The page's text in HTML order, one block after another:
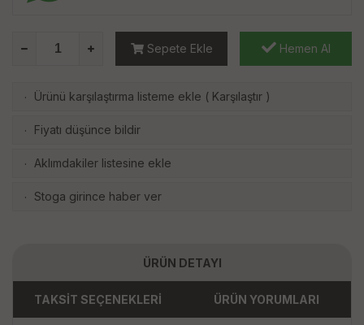
Sepete Ekle Hemen Al
· Ürünü karşılaştırma listeme ekle ( Karşılaştır )
· Fiyatı düşünce bildir
· Aklımdakiler listesine ekle
· Stoga girince haber ver
ÜRÜN DETAYI
TAKSİT SEÇENEKLERİ ÜRÜN YORUMLARI